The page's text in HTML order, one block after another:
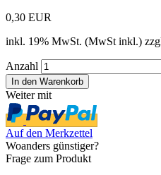
0,30 EUR
inkl. 19% MwSt. (MwSt inkl.)
Anzahl
Weiter mit
Auf den Merkzettel
Woanders günstiger?
Frage zum Produkt